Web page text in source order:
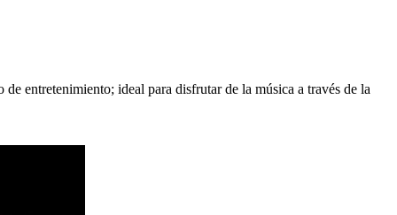
entretenimiento; ideal para disfrutar de la música a través de la